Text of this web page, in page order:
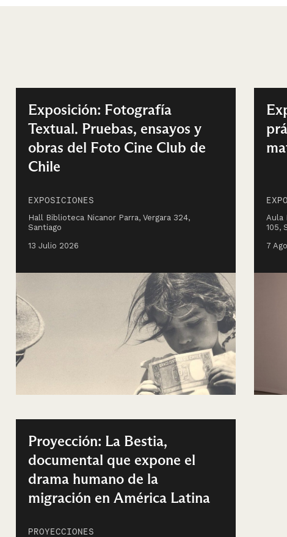
Exposición: Fotografía
Textual. Pruebas, ensayos y
obras del Foto Cine Club de
Chile
EXPOSICIONES
Hall Biblioteca Nicanor Parra, Vergara 324,
Santiago
13 Julio 2026
Aula
105,
7
Proyección: La Bestia,
documental que expone el
drama humano de la
migración en América Latina
PROYECCIONES